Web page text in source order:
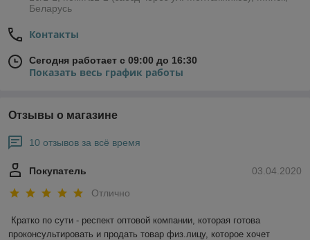
Беларусь
Контакты
Сегодня работает с 09:00 до 16:30
Показать весь график работы
Отзывы о магазине
10 отзывов за всё время
03.04.2020
Покупатель
Отлично
Кратко по сути - респект оптовой компании, которая готова
проконсультировать и продать товар физ.лицу, которое хочет